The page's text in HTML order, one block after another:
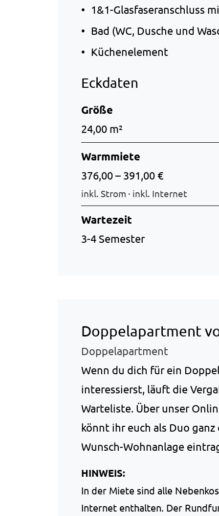
1&1-Glasfaseranschluss
Bad (WC, Dusche und
Küchenelement
Eckdaten
Größe
24,00 m²
Warmmiete
376,00 – 391,00 €
inkl. Strom · inkl. Internet
Wartezeit
3-4 Semester
Doppelapartment
Doppelapartment
Wenn du dich für ein
interessierst, läuft die
Warteliste. Über unser
könnt ihr euch als Duo
Wunsch-Wohnanlage
HINWEIS:
In der Miete sind alle
Internet enthalten. Der